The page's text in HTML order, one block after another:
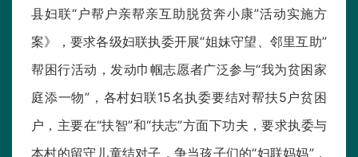
县妇联“户帮户亲帮亲互助脱贫奔小康”活动实施方
案》，要求各级妇联执委开展“姐妹守望、邻里互助”
帮困行活动，发动巾帼志愿者广泛参与“我为贫困家
庭添一物”，各村妇联15名执委要结对帮扶5户贫困
户，主要在“扶智”和“扶志”方面下功夫，要求执委与
本村的留守儿童结对子，争当孩子们的“妇联妈妈”，